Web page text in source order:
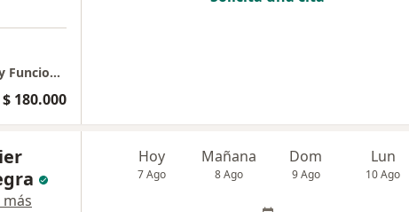
Consulta Privada de Medicina Integrativa y Funcional - Dr. Sergio Granados
180.000
Hoy
7 Ago
Mañana
8 Ago
Dom
9 Ago
Lun
10 Ago